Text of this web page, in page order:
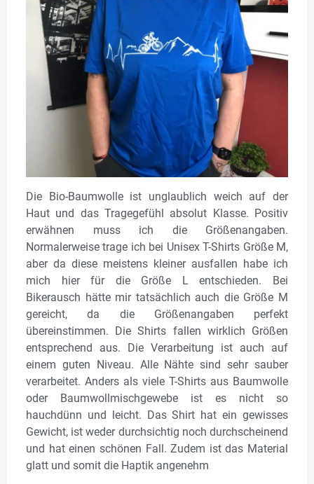
Die Bio-Baumwolle ist unglaublich weich auf der
Haut und das Tragegefühl absolut Klasse. Positiv
erwähnen muss ich die Größenangaben.
Normalerweise trage ich bei Unisex T-Shirts Größe M,
aber da diese meistens kleiner ausfallen habe ich
mich hier für die Größe L entschieden. Bei
Bikerausch hätte mir tatsächlich auch die Größe M
gereicht, da die Größenangaben perfekt
übereinstimmen. Die Shirts fallen wirklich Größen
entsprechend aus. Die Verarbeitung ist auch auf
einem guten Niveau. Alle Nähte sind sehr sauber
verarbeitet. Anders als viele T-Shirts aus Baumwolle
oder Baumwollmischgewebe ist es nicht so
hauchdünn und leicht. Das Shirt hat ein gewisses
Gewicht, ist weder durchsichtig noch durchscheinend
und hat einen schönen Fall. Zudem ist das Material
glatt und somit die Haptik angenehm